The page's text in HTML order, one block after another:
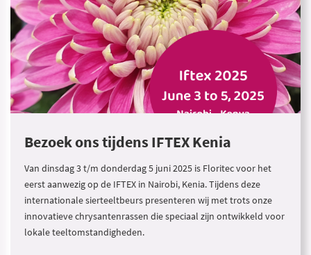
Bezoek ons tijdens IFTEX Kenia
Van dinsdag 3 t/m donderdag 5 juni 2025 is Floritec voor het
eerst aanwezig op de IFTEX in Nairobi, Kenia. Tijdens deze
internationale sierteeltbeurs presenteren wij met trots onze
innovatieve chrysantenrassen die speciaal zijn ontwikkeld voor
lokale teeltomstandigheden.